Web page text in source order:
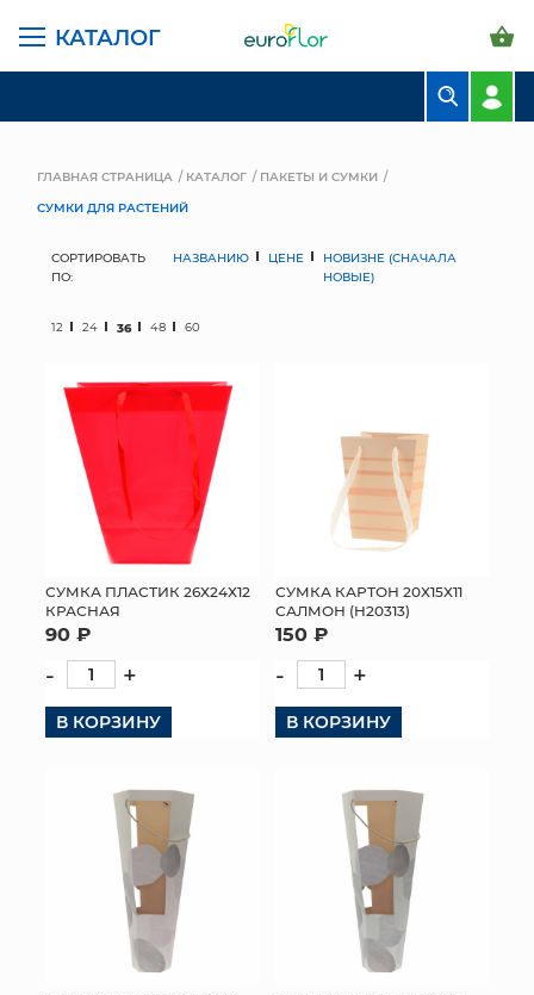
КАТАЛОГ
СВАДЕБНАЯ ФЛОРИСТИКА
ГРУНТЫ И УДОБРЕНИЯ
ПРЕДМЕТЫ ИНТЕРЬЕРА
КОРЗИНЫ
ЯЩИКИ
СУНДУКИ
ГЛАВНАЯ СТРАНИЦА КАТАЛОГ
ПАКЕТЫ И СУМКИ
СУМКИ ДЛЯ РАСТЕНИЙ
СОРТИРОВАТЬ
ПО:
НАЗВАНИЮ ЦЕНЕ
НОВИЗНЕ (СНАЧАЛА
НОВЫЕ)
12 24 36 48 60
СУМКА ПЛАСТИК 26Х24Х12
КРАСНАЯ
90 ₽
- +
В КОРЗИНУ
СУМКА КАРТОН 20Х15Х11
САЛМОН (H20313)
150 ₽
- +
В КОРЗИНУ